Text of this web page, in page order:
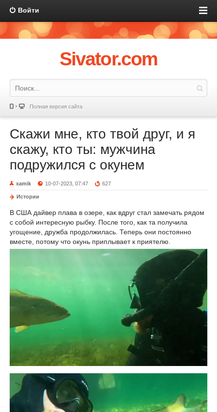
Войти
Sivator.com
Полная версия сайта
Скажи мне, кто твой друг, и я
скажу, кто ты: мужчина
подружился с окунем
xamik 10-07-2023, 07:47 627
Истории
В США дайвер плава в озере, как вдруг стал замечать рядом
с собой интересную рыбку. После того, как та получила
угощение, дружба продолжилась. Теперь они постоянно
вместе, потому что окунь приплывает к приятелю.